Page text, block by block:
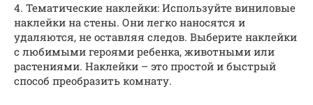
4. Тематические наклейки: Используйте виниловые
наклейки на стены. Они легко наносятся и
удаляются, не оставляя следов. Выберите наклейки
с любимыми героями ребенка, животными или
растениями. Наклейки – это простой и быстрый
способ преобразить комнату.